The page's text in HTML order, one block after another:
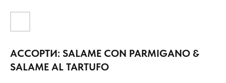
АССОРТИ: SALAME CON PARMIGANO &
SALAME AL TARTUFO